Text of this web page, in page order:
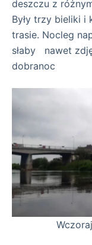
deszczu z
Były trzy bieliki
trasie. Nocleg
słaby nawet
dobranoc